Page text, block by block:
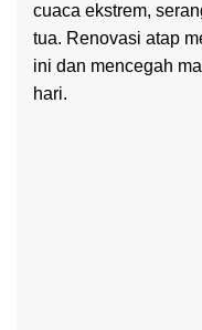
cuaca ekstrem,
tua. Renovasi atap
ini dan mencegah
hari.